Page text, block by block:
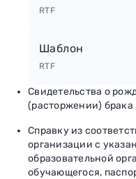
RTF
Шаблон
RTF
Свидетельства о
(расторжении) брака
Справку из
организации с
образовательной
обучающегося,